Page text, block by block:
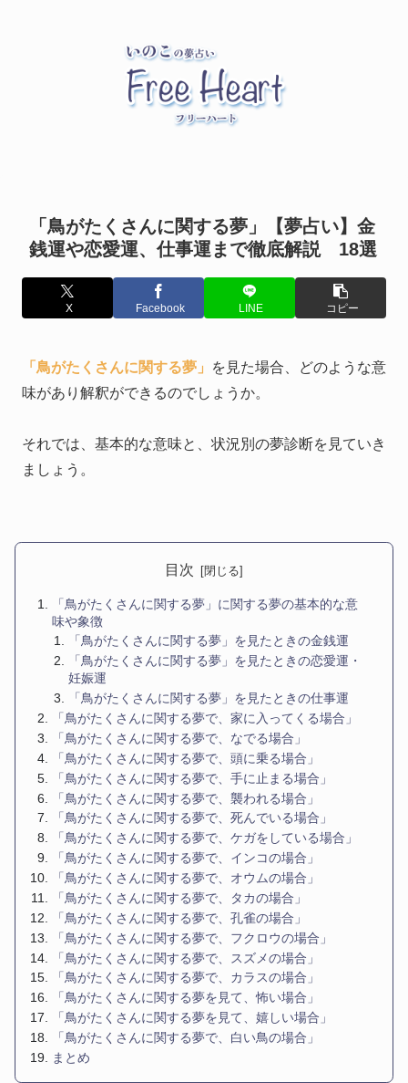
「鳥がたくさんに関する夢」【夢占い】金
銭運や恋愛運、仕事運まで徹底解説 18選
X Facebook LINE コピー
「鳥がたくさんに関する夢」
を見た場合、どのような意
味があり解釈ができるのでしょうか。
それでは、基本的な意味と、状況別の夢診断を見ていき
ましょう。
目次
「鳥がたくさんに関する夢」に関する夢の基本的な意
味や象徴
「鳥がたくさんに関する夢」を見たときの金銭運
「鳥がたくさんに関する夢」を見たときの恋愛運・
妊娠運
「鳥がたくさんに関する夢」を見たときの仕事運
「鳥がたくさんに関する夢で、家に入ってくる場合」
「鳥がたくさんに関する夢で、なでる場合」
「鳥がたくさんに関する夢で、頭に乗る場合」
「鳥がたくさんに関する夢で、手に止まる場合」
「鳥がたくさんに関する夢で、襲われる場合」
「鳥がたくさんに関する夢で、死んでいる場合」
「鳥がたくさんに関する夢で、ケガをしている場合」
「鳥がたくさんに関する夢で、インコの場合」
「鳥がたくさんに関する夢で、オウムの場合」
「鳥がたくさんに関する夢で、タカの場合」
「鳥がたくさんに関する夢で、孔雀の場合」
「鳥がたくさんに関する夢で、フクロウの場合」
「鳥がたくさんに関する夢で、スズメの場合」
「鳥がたくさんに関する夢で、カラスの場合」
「鳥がたくさんに関する夢を見て、怖い場合」
「鳥がたくさんに関する夢を見て、嬉しい場合」
「鳥がたくさんに関する夢で、白い鳥の場合」
まとめ